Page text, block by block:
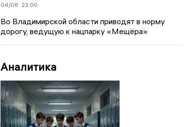
04/08 23:00
Во Владимирской области приводят в норму
дорогу, ведущую к нацпарку «Мещёра»
Аналитика